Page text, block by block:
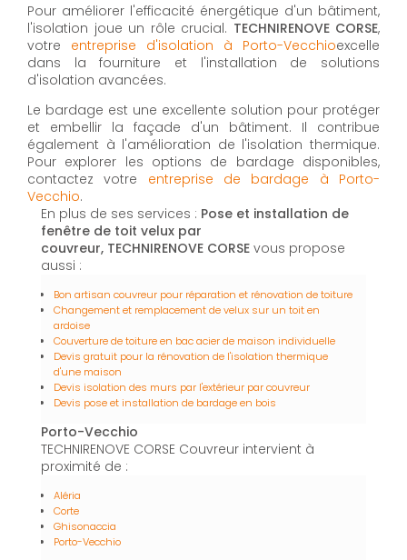
Pour améliorer l'efficacité énergétique d'un bâtiment,
l'isolation joue un rôle crucial. TECHNIRENOVE CORSE,
votre entreprise d'isolation à Porto-Vecchioexcelle
dans la fourniture et l'installation de solutions
d'isolation avancées.
Le bardage est une excellente solution pour protéger
et embellir la façade d'un bâtiment. Il contribue
également à l'amélioration de l'isolation thermique.
Pour explorer les options de bardage disponibles,
contactez votre entreprise de bardage à Porto-
Vecchio.
En plus de ses services : Pose et installation de
fenêtre de toit velux par
couvreur, TECHNIRENOVE CORSE vous propose
aussi :
Bon artisan couvreur pour réparation et rénovation de toiture
Changement et remplacement de velux sur un toit en
ardoise
Couverture de toiture en bac acier de maison individuelle
Devis gratuit pour la rénovation de l'isolation thermique
d'une maison
Devis isolation des murs par l'extérieur par couvreur
Devis pose et installation de bardage en bois
Porto-Vecchio
TECHNIRENOVE CORSE Couvreur intervient à
proximité de :
Aléria
Corte
Ghisonaccia
Porto-Vecchio